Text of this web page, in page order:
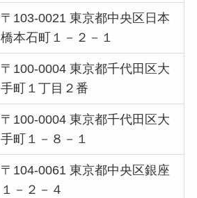
〒103-0021 東京都中央区日本
橋本石町１－２－１
〒100-0004 東京都千代田区大
手町１丁目２番
〒100-0004 東京都千代田区大
手町１－８－１
〒104-0061 東京都中央区銀座
１－２－４